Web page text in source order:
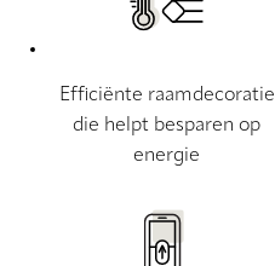
Efficiënte raamdecoratie
die helpt besparen op
energie